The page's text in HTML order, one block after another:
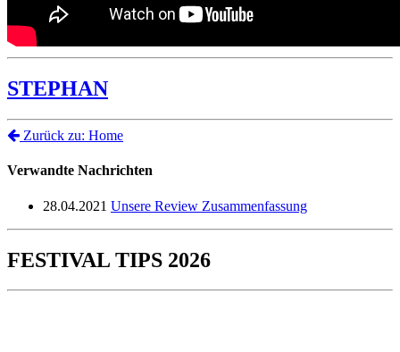
STEPHAN
Zurück zu: Home
Verwandte Nachrichten
28.04.2021 Unsere Review Zusammenfassung
FESTIVAL TIPS 2026